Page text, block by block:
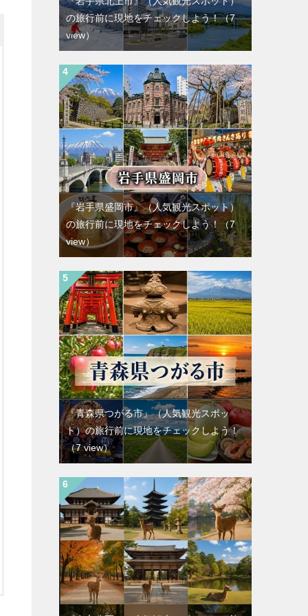
の旅行前に現地をチェックしよう！（7
view）
『岩手県盛岡市』（人気観光スポット）
の旅行前に現地をチェックしよう！（7
view）
『青森県つがる市』（人気観光スポッ
ト）の旅行前に現地をチェックしよう！
（7 view）